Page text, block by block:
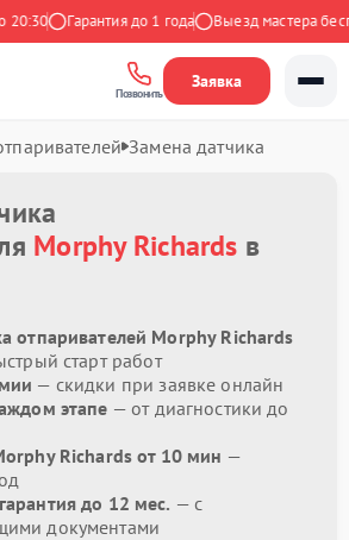
Гарантия до 1 года Выезд мастера
Позвонить
Заявка
Замена датчика
Morphy Richards в
отпаривателей Morphy Richards
старт работ
— скидки при заявке онлайн
этапе — от диагностики до
Richards от 10 мин —
до 12 мес. — с
документами